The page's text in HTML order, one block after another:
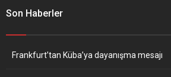
Son Haberler
Frankfurt’tan Küba’ya dayanışma mesajı